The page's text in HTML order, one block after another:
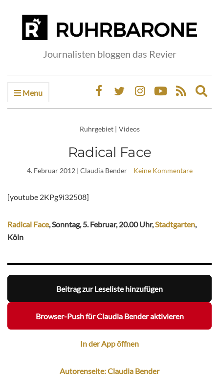
Journalisten bloggen das Revier
Menu
Ruhrgebiet | Videos
Radical Face
4. Februar 2012| Claudia Bender Keine Kommentare
[youtube 2KPg9i32508]
Radical Face, Sonntag, 5. Februar, 20.00 Uhr,Stadtgarten,
Köln
Beitrag zur Leseliste hinzufügen
Browser-Push für Claudia Bender aktivieren
In der App öffnen
Autorenseite: Claudia Bender